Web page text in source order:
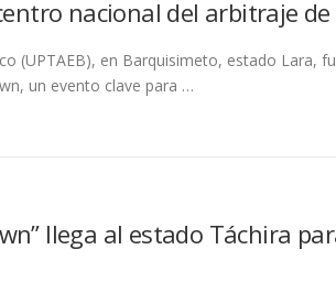
nacional del arbitraje
(UPTAEB), en Barquisimeto, estado Lara,
un evento clave para …
llega al estado Táchira